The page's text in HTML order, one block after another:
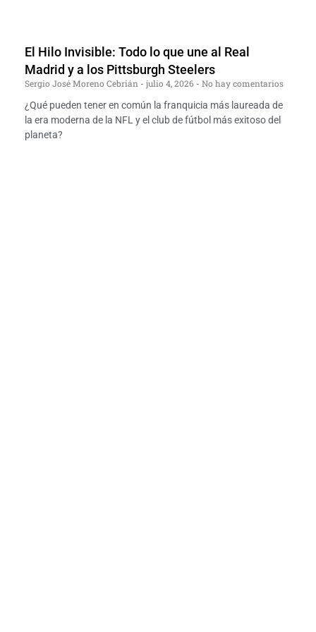
El Hilo Invisible: Todo lo que une al Real
Madrid y a los Pittsburgh Steelers
Sergio José Moreno Cebrián julio 4, 2026
No hay comentarios
¿Qué pueden tener en común la franquicia más laureada de
la era moderna de la NFL y el club de fútbol más exitoso del
planeta?